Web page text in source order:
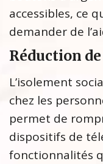
accessibles, ce
demander de
Réduction
L’isolement
chez les
permet de
dispositifs de
fonctionnalités